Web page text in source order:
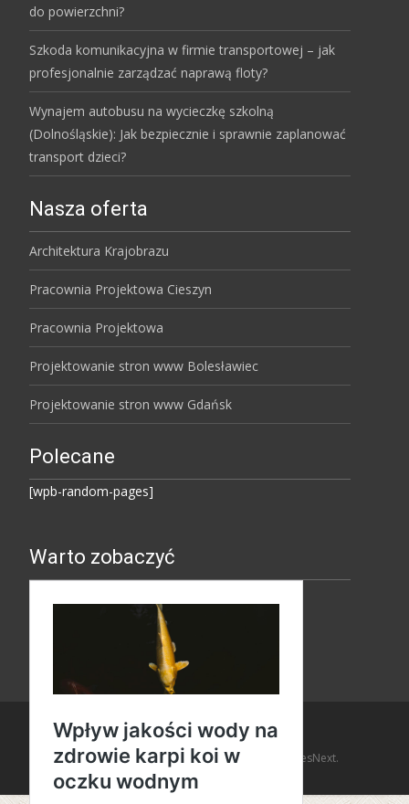
do powierzchni?
Szkoda komunikacyjna w firmie transportowej – jak
profesjonalnie zarządzać naprawą floty?
Wynajem autobusu na wycieczkę szkolną
(Dolnośląskie): Jak bezpiecznie i sprawnie zaplanować
transport dzieci?
Nasza oferta
Architektura Krajobrazu
Pracownia Projektowa Cieszyn
Pracownia Projektowa
Projektowanie stron www Bolesławiec
Projektowanie stron www Gdańsk
Polecane
[wpb-random-pages]
Warto zobaczyć
Copyright © Amaro Design
Powered by WordPress, Themei-design by TemplatesNext.